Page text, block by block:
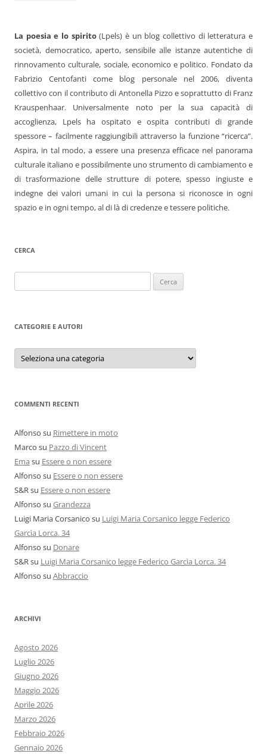
La poesia e lo spirito(Lpels) è un blog collettivo di letteratura e
società, democratico, aperto, sensibile alle istanze autentiche di
rinnovamento culturale, sociale, economico e politico. Fondato da
Fabrizio Centofanti come blog personale nel 2006, diventa
collettivo con il contributo di Antonella Pizzo e soprattutto di Franz
Krauspenhaar. Universalmente noto per la sua capacità di
accoglienza, Lpels ha ospitato e ospita contributi di grande
spessore – facilmente raggiungibili attraverso la funzione “ricerca”.
Aspira, in tal modo, a essere una presenza efficace nel panorama
culturale italiano e possibilmente uno strumento di cambiamento e
di trasformazione delle strutture di potere, spesso ingiuste e
indegne dei valori umani in cui la persona si riconosce in ogni
spazio e in ogni tempo, al di là di credenze e tessere politiche.
CERCA
per:
CATEGORIE E AUTORI
Categorie
autori
COMMENTI RECENTI
Alfonso su Rimettere in moto
Marco su Pazzo di Vincent
Ema su Essere o non essere
Alfonso su Essere o non essere
S&Rsu Essere o non essere
Alfonso su Grandezza
Luigi Maria Corsanico su Luigi Maria Corsanico legge Federico
Garcìa Lorca. 34
Alfonso su Donare
S&Rsu Luigi Maria Corsanico legge Federico Garcìa Lorca. 34
Alfonso su Abbraccio
ARCHIVI
Agosto 2026
Luglio 2026
Giugno 2026
Maggio 2026
Aprile 2026
Marzo 2026
Febbraio 2026
Gennaio 2026